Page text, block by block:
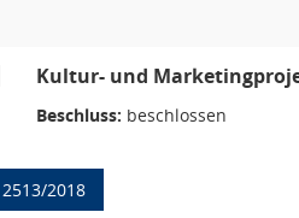
Kultur- und
Beschluss: beschlossen
2513/2018